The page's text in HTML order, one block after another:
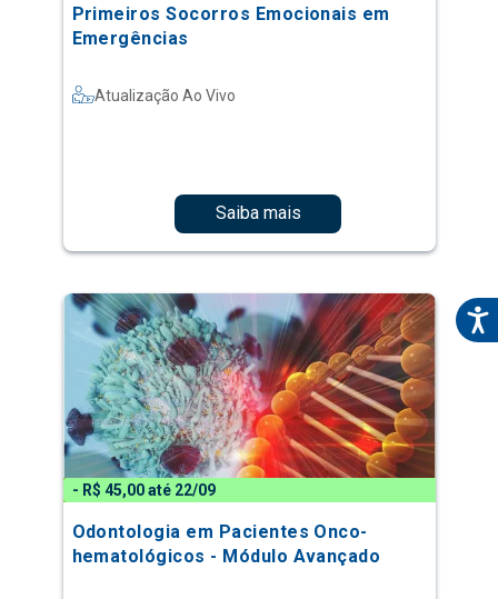
Primeiros Socorros Emocionais em
Emergências
Atualização Ao Vivo
Saiba mais
- R$ 45,00 até 22/09
Odontologia em Pacientes Onco-
hematológicos - Módulo Avançado